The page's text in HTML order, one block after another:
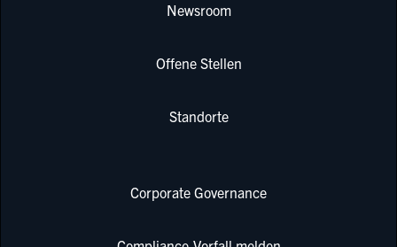
Newsroom
Offene Stellen
Standorte
Corporate Governance